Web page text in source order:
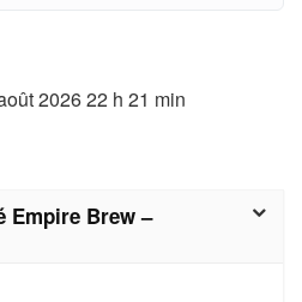
2026 22 h 21 min
Empire Brew –